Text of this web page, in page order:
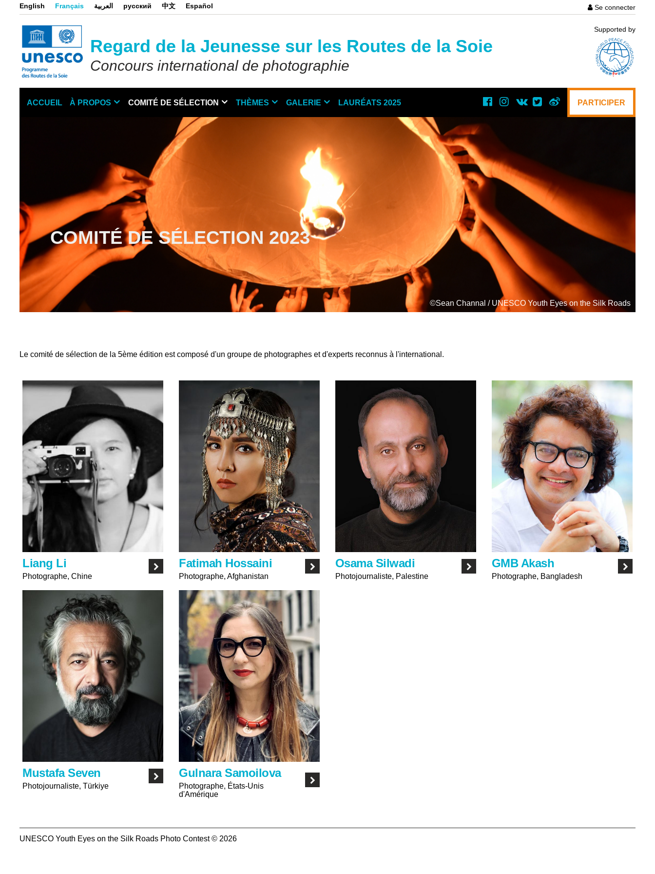
English Français العربية русский 中文 Español
User
account
menu
Se connecter
Regard de la Jeunesse sur les Routes de la Soie
Concours international de photographie
Supported by
Main
ACCUEIL À PROPOS COMITÉ DE SÉLECTION THÈMES GALERIE LAURÉATS 2025 PARTICIPER
COMITÉ DE SÉLECTION 2023
©Sean Channal / UNESCO Youth Eyes on the Silk Roads
Le comité de sélection de la 5ème édition est composé d'un groupe de photographes et d'experts reconnus à l'international.
Liang Li
Photographe, Chine
Fatimah Hossaini
Photographe, Afghanistan
Osama Silwadi
Photojournaliste, Palestine
GMB Akash
Photographe, Bangladesh
Mustafa Seven
Photojournaliste, Türkiye
Gulnara Samoilova
Photographe, États-Unis
d'Amérique
UNESCO Youth Eyes on the Silk Roads Photo Contest © 2026